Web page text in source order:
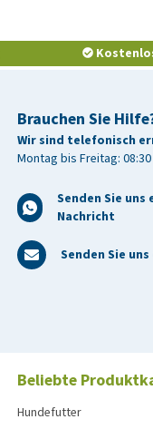
Brauchen Sie
Wir sind telefonisch
Montag bis Freitag: 08:30
Senden Sie uns
Nachricht
Senden Sie
Beliebte
Hundefutter